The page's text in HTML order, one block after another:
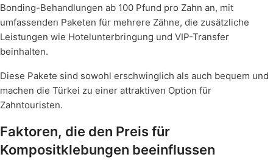
Bonding-Behandlungen ab 100 Pfund pro Zahn an, mit
umfassenden Paketen für mehrere Zähne, die zusätzliche
Leistungen wie Hotelunterbringung und VIP-Transfer
beinhalten.
Diese Pakete sind sowohl erschwinglich als auch bequem und
machen die Türkei zu einer attraktiven Option für
Zahntouristen.
Faktoren, die den Preis für
Kompositklebungen beeinflussen